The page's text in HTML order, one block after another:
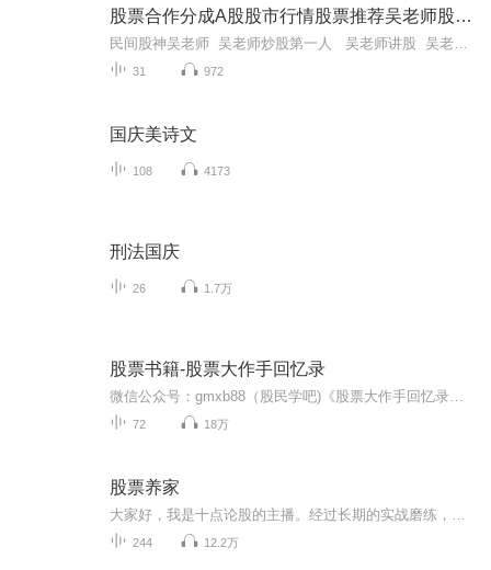
股票合作分成A股股市行情股票推荐吴老师股票合作
31 972
国庆美诗文
108 4173
刑法国庆
26 1.7万
股票书籍-股票大作手回忆录
72 18万
股票养家
244 12.2万